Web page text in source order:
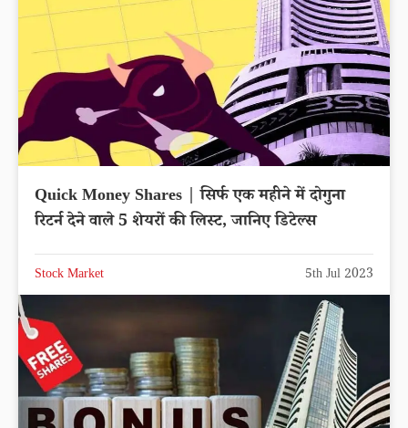
Quick Money Shares | सिर्फ एक महीने में दोगुना
रिटर्न देने वाले 5 शेयरों की लिस्ट, जानिए डिटेल्स
Stock Market 5th Jul 2023